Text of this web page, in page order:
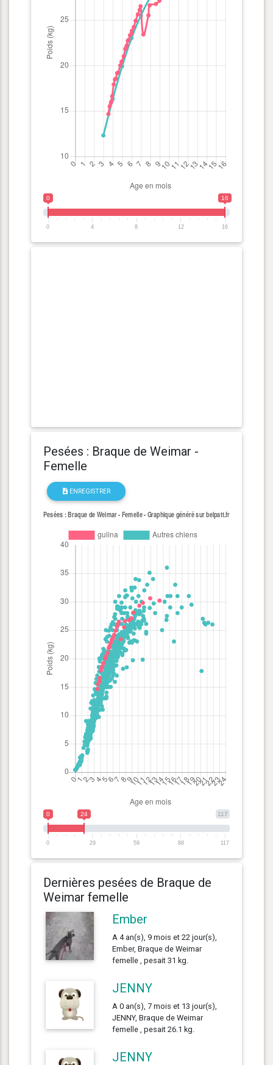
0 16
0 4 8 12 16
Pesées : Braque de Weimar -
Femelle
ENREGISTRER
117
0 24
0 29 59 88 117
Dernières pesées de Braque de
Weimar femelle
Ember
A 4 an(s), 9 mois et 22 jour(s),
Ember, Braque de Weimar
femelle , pesait 31 kg.
JENNY
A 0 an(s), 7 mois et 13 jour(s),
JENNY, Braque de Weimar
femelle , pesait 26.1 kg.
JENNY